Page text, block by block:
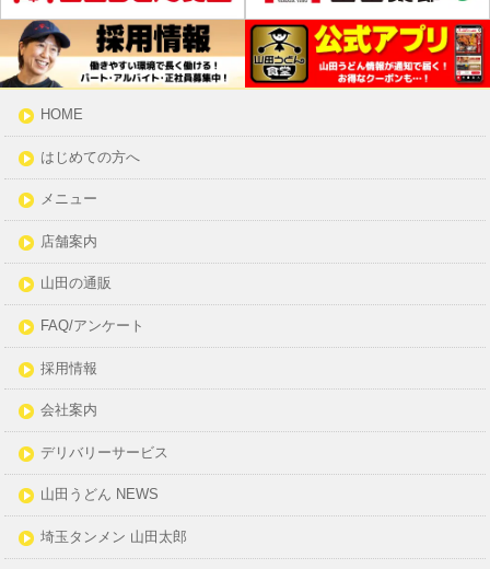
HOME
はじめての方へ
メニュー
店舗案内
山田の通販
FAQ/アンケート
採用情報
会社案内
デリバリーサービス
山田うどん NEWS
埼玉タンメン 山田太郎